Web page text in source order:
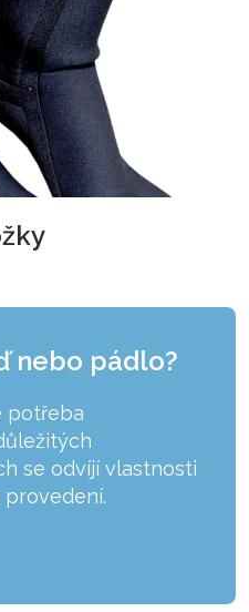
nebo pádlo?
potřeba
se odvíjí vlastnosti